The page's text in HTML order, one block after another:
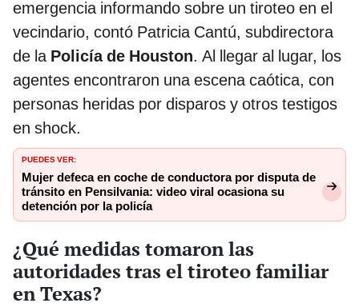
emergencia informando sobre un tiroteo en el
vecindario, contó Patricia Cantú, subdirectora
de la Policía de Houston. Al llegar al lugar, los
agentes encontraron una escena caótica, con
personas heridas por disparos y otros testigos
en shock.
PUEDES VER:
Mujer defeca en coche de conductora por disputa de
tránsito en Pensilvania: video viral ocasiona su
detención por la policía
¿Qué medidas tomaron las
autoridades tras el tiroteo familiar
en Texas?